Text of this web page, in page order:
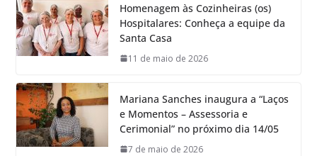
Homenagem às Cozinheiras (os)
Hospitalares: Conheça a equipe da
Santa Casa
11 de maio de 2026
Mariana Sanches inaugura a “Laços
e Momentos – Assessoria e
Cerimonial” no próximo dia 14/05
7 de maio de 2026